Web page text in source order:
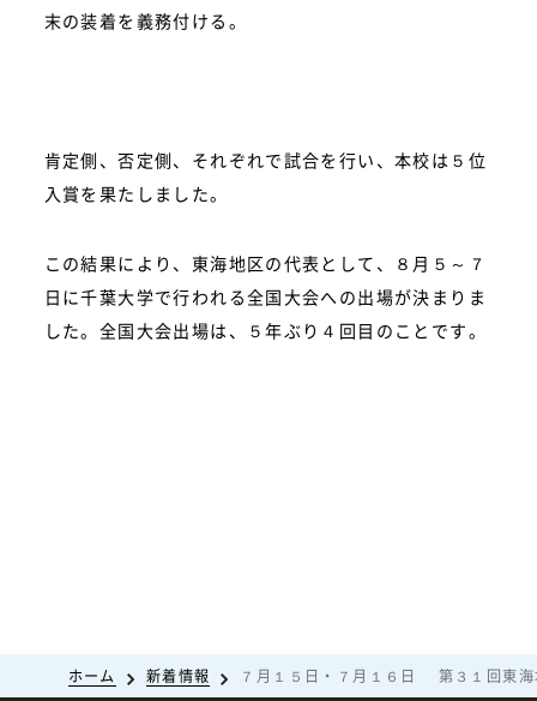
末の装着を義務付ける。
肯定側、否定側、それぞれで試合を行い、本校は５位
入賞を果たしました。
この結果により、東海地区の代表として、８月５～７
日に千葉大学で行われる全国大会への出場が決まりま
した。全国大会出場は、５年ぶり４回目のことです。
ホーム 新着情報 ７月１５日・７月１６日 第３１回東